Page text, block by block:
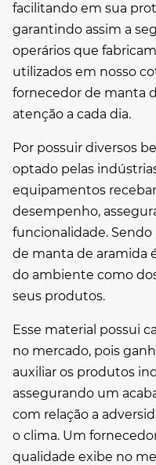
facilitando em sua
garantindo assim a
operários que
utilizados em nosso
fornecedor de manta
atenção a cada dia.
Por possuir diversos
optado pelas
equipamentos
desempenho,
funcionalidade. Sendo
de manta de aramida
do ambiente como
seus produtos.
Esse material possui
no mercado, pois
auxiliar os produtos
assegurando um
com relação a
o clima. Um
qualidade exibe no